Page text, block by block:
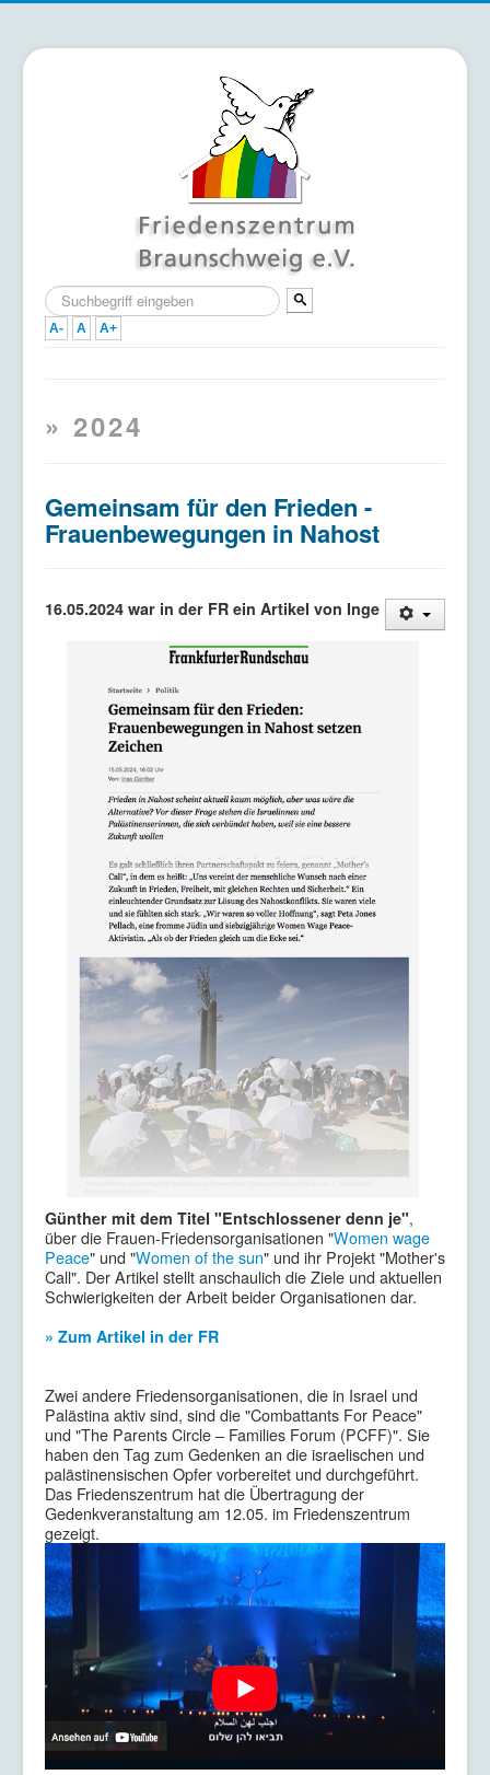
Suchen
...
A- A A+
Termine
Kriegsdienstverweigerung
Kontakt/Impressum
» 2024
Gemeinsam für den Frieden -
Frauenbewegungen in Nahost
16.05.2024 war in der FR ein Artikel von Inge
Günther mit dem Titel "Entschlossener denn je",
über die Frauen-Friedensorganisationen "Women wage
Peace" und "Women of the sun" und ihr Projekt "Mother's
Call". Der Artikel stellt anschaulich die Ziele und aktuellen
Schwierigkeiten der Arbeit beider Organisationen dar.
» Zum Artikel in der FR
Zwei andere Friedensorganisationen, die in Israel und
Palästina aktiv sind, sind die "Combattants For Peace"
und "The Parents Circle – Families Forum (PCFF)". Sie
haben den Tag zum Gedenken an die israelischen und
palästinensischen Opfer vorbereitet und durchgeführt.
Das Friedenszentrum hat die Übertragung der
Gedenkveranstaltung am 12.05. im Friedenszentrum
gezeigt.